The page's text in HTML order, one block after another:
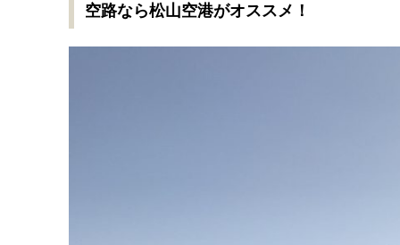
空路なら松山空港がオススメ！